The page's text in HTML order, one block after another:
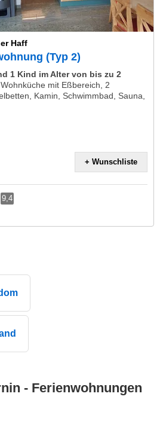
Haff
(Typ 2)
1 Kind im Alter von bis zu 2
mit Eßbereich, 2
Kamin, Schwimmbad, Sauna,
+ Wunschliste
9,4
- Ferienwohnungen